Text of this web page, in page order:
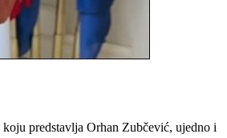
predstavlja Orhan Zubčević, ujedno i